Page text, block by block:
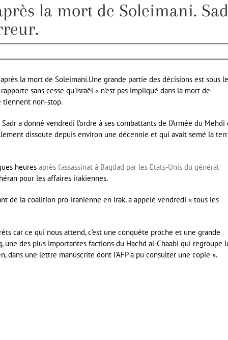
la mort de Soleimani.
après la mort de Soleimani.Une grande partie des décisions est sous le
sans cesse qu’Israël « n’est pas impliqué dans la mort de
tiennent non-stop.
a donné vendredi l’ordre à ses combattants de l’Armée du Mehdi
dissoute depuis environ une décennie et qui avait semé la
heures après l’assassinat à Bagdad par les Etats-Unis du général
pour les affaires irakiennes.
de la coalition pro-iranienne en Irak, a appelé vendredi « tous les
car ce qui nous attend, c’est une conquête proche et une grande
une des plus importantes factions du Hachd al-Chaabi qui regroupe
dans une lettre manuscrite dont l’AFP a pu consulter une copie ».